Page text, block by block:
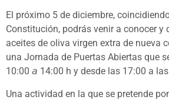
El próximo 5 de diciembre,
Constitución, podrás venir a conocer y
aceites de oliva virgen extra de nueva
una Jornada de Puertas Abiertas que
10:00 𝘢 14:00 h y desde las 17:00 a
Una actividad en la que se pretende